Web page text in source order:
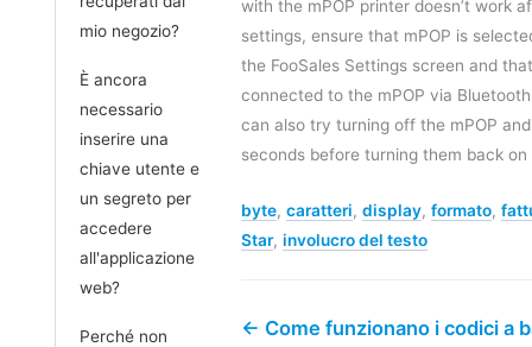
mio negozio?
È ancora
necessario
inserire una
chiave utente e
un segreto per
accedere
all'applicazione
web?
Perché non
with the mPOP printer doesn’t work
settings, ensure that mPOP is
the FooSales Settings screen and
connected to the mPOP via
can also try turning off the mPOP
seconds before turning them back on
byte, caratteri, display, formato,
Star, involucro del testo
← Come funzionano i codici a